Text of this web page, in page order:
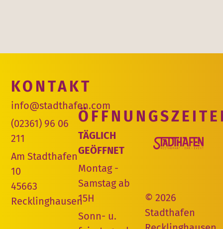
© 2026
Stadthafen
TÄGLICH
GEÖFFNET
Montag -
Samstag ab
15H
Sonn- u.
KONTAKT
info@stadthafen.com
(02361) 96 06
211
Am Stadthafen
10
45663
Recklinghausen